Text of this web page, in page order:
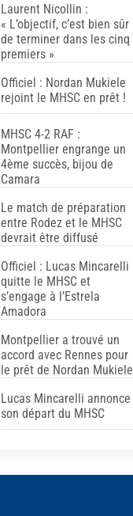
Laurent Nicollin :
« L’objectif, c’est bien sûr
de terminer dans les cinq
premiers »
Officiel : Nordan Mukiele
rejoint le MHSC en prêt !
MHSC 4-2 RAF :
Montpellier engrange un
4ème succès, bijou de
Camara
Le match de préparation
entre Rodez et le MHSC
devrait être diffusé
Officiel : Lucas Mincarelli
quitte le MHSC et
s’engage à l’Estrela
Amadora
Montpellier a trouvé un
accord avec Rennes pour
le prêt de Nordan Mukiele
Lucas Mincarelli annonce
son départ du MHSC